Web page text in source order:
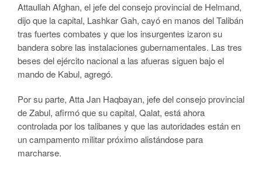
Attaullah Afghan, el jefe del consejo provincial de Helmand,
dijo que la capital, Lashkar Gah, cayó en manos del Talibán
tras fuertes combates y que los insurgentes izaron su
bandera sobre las instalaciones gubernamentales. Las tres
beses del ejército nacional a las afueras siguen bajo el
mando de Kabul, agregó.
Por su parte, Atta Jan Haqbayan, jefe del consejo provincial
de Zabul, afirmó que su capital, Qalat, está ahora
controlada por los talibanes y que las autoridades están en
un campamento militar próximo alistándose para
marcharse.